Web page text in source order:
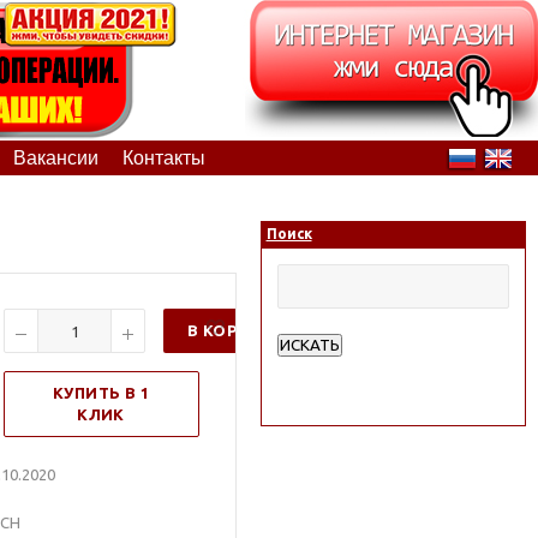
Вакансии Контакты
В КОРЗИНУ
КУПИТЬ В 1
КЛИК
Поиск
ИСКАТЬ